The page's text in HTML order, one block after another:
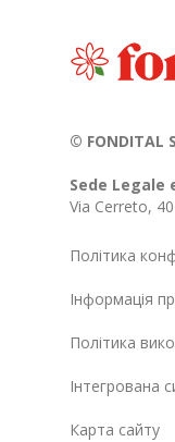
© FONDITAL
Sede
Via Cerreto,
Політика
Інформація
Політика
Інтегрована
Карта сайту